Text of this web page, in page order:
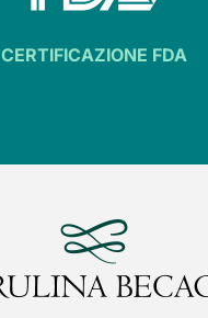
CERTIFICAZIONE FDA